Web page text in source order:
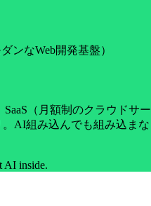
ンなWeb開発基盤）
（月額制のクラウドサー
。AI組み込んでも組み込まな
AI inside.